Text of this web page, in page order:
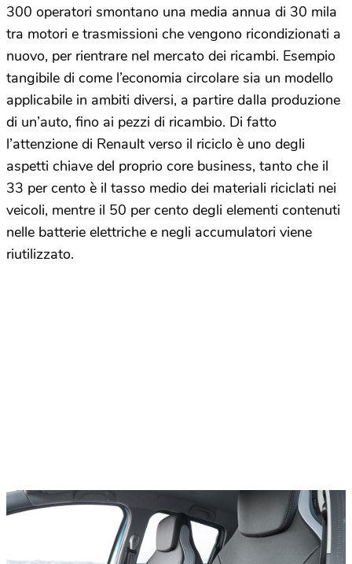
300 operatori smontano una media annua di 30 mila
tra motori e trasmissioni che vengono ricondizionati a
nuovo, per rientrare nel mercato dei ricambi. Esempio
tangibile di come l’economia circolare sia un modello
applicabile in ambiti diversi, a partire dalla produzione
di un’auto, fino ai pezzi di ricambio. Di fatto
l’attenzione di Renault verso il riciclo è uno degli
aspetti chiave del proprio core business, tanto che il
33 per cento è il tasso medio dei materiali riciclati nei
veicoli, mentre il 50 per cento degli elementi contenuti
nelle batterie elettriche e negli accumulatori viene
riutilizzato.